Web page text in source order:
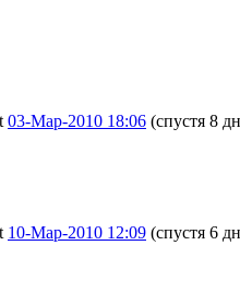
03-Мар-2010 18:06 (спустя 8
10-Мар-2010 12:09 (спустя 6